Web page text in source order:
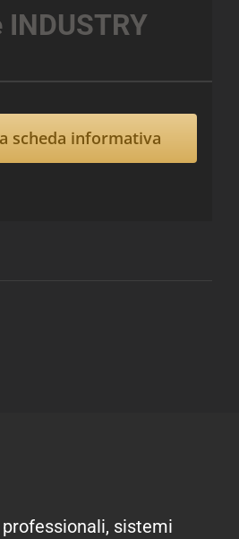
INDUSTRY
scheda informativa
sistemi